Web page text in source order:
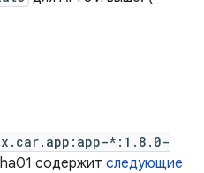
*:1.8.0-
содержит следующие